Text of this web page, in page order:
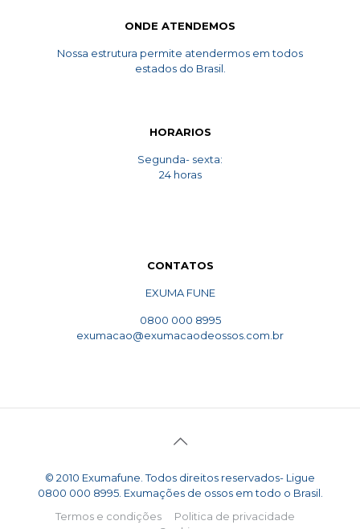
ONDE ATENDEMOS
Nossa estrutura permite atendermos em todos
estados do Brasil.
HORARIOS
Segunda- sexta:
24 horas
CONTATOS
EXUMA FUNE
0800 000 8995
exumacao@exumacaodeossos.com.br
© 2010 Exumafune. Todos direitos reservados- Ligue
0800 000 8995. Exumações de ossos em todo o Brasil.
Termos e condições
Politica de privacidade